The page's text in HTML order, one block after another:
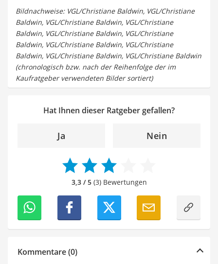
Bildnachweise: VGL/Christiane Baldwin, VGL/Christiane
Baldwin, VGL/Christiane Baldwin, VGL/Christiane
Baldwin, VGL/Christiane Baldwin, VGL/Christiane
Baldwin, VGL/Christiane Baldwin, VGL/Christiane
Baldwin, VGL/Christiane Baldwin, VGL/Christiane Baldwin
(chronologisch bzw. nach der Reihenfolge der im
Kaufratgeber verwendeten Bilder sortiert)
Hat Ihnen dieser Ratgeber gefallen?
Ja Nein
3,3 / 5(3) Bewertungen
Kommentare (0)